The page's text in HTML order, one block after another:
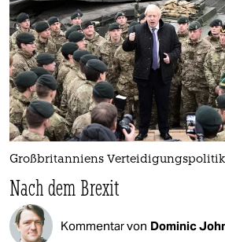
Großbritanniens Verteidigungspolitik
Nach dem Brexit
Kommentar von Dominic